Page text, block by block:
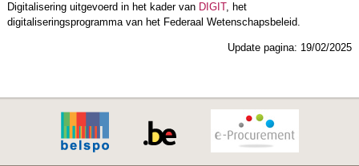
Digitalisering uitgevoerd in het kader van DIGIT, het
digitaliseringsprogramma van het Federaal Wetenschapsbeleid.
Update pagina: 19/02/2025